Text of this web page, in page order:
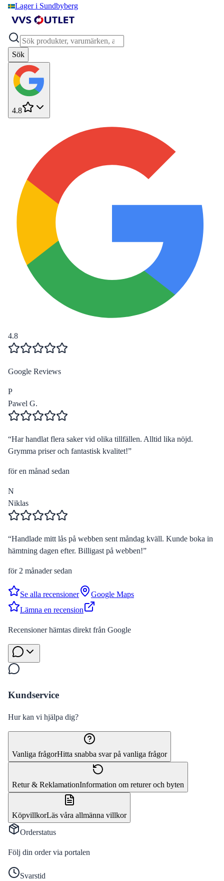
Lager i Sundbyberg
Sök
4.8
4.8
Google Reviews
P
Pawel G.
“Har handlat flera saker vid olika tillfällen. Alltid lika nöjd.
Grymma priser och fantastisk kvalitet!”
för en månad sedan
N
Niklas
“Handlade mitt lås på webben sent måndag kväll. Kunde boka in
hämtning dagen efter. Billigast på webben!”
för 2 månader sedan
Se alla recensioner
Google Maps
Lämna en recension
Recensioner hämtas direkt från Google
Kundservice
Hur kan vi hjälpa dig?
Vanliga frågorHitta snabba svar på vanliga frågor
Retur & ReklamationInformation om returer och byten
KöpvillkorLäs våra allmänna villkor
Orderstatus
Följ din order via portalen
Svarstid